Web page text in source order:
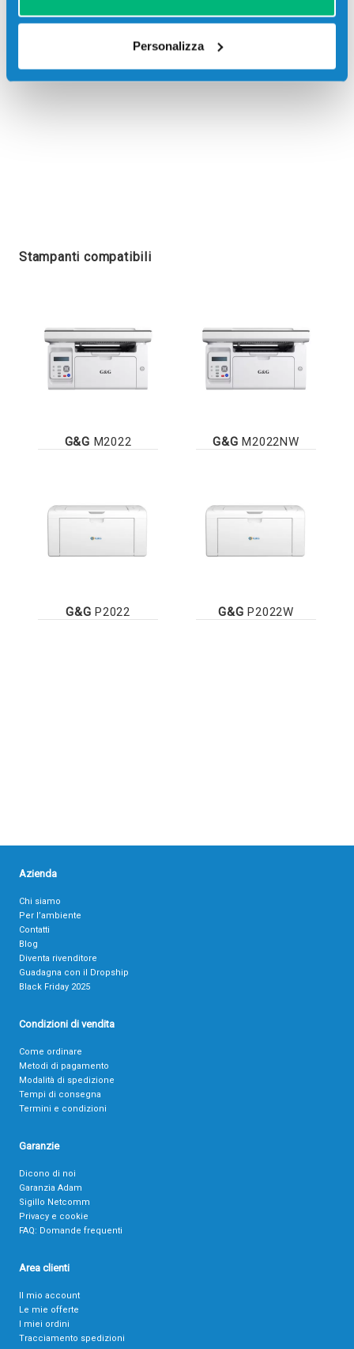
Personalizza
Stampanti compatibili
G&G M2022 G&G M2022NW
G&G P2022 G&G P2022W
Azienda
Chi siamo
Per l’ambiente
Contatti
Blog
Diventa rivenditore
Guadagna con il Dropship
Black Friday 2025
Condizioni di vendita
Come ordinare
Metodi di pagamento
Modalità di spedizione
Tempi di consegna
Termini e condizioni
Garanzie
Dicono di noi
Garanzia Adam
Sigillo Netcomm
Privacy e cookie
FAQ: Domande frequenti
Area clienti
Il mio account
Le mie offerte
I miei ordini
Tracciamento spedizioni